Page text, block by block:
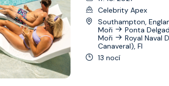
Celebrity Apex
Southampton,
Moři
Ponta
Moři
Royal Naval
Canaveral), Fl
13 nocí